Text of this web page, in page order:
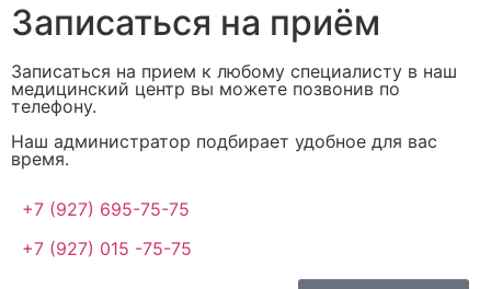
Записаться на приём
Записаться на прием к любому специалисту в наш
медицинский центр вы можете позвонив по
телефону.
Наш администратор подбирает удобное для вас
время.
+7 (927) 695-75-75
+7 (927) 015 -75-75